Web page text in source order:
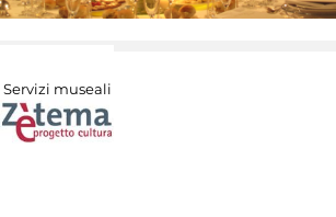
Servizi museali